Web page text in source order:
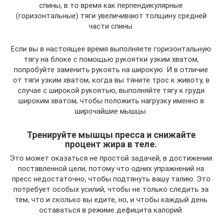
спины, в то время как перпендикулярные
(горизонтальные) тяги увеличивают толщину средней
части спины.
Если вы в настоящее время выполняете горизонтальную
тягу на блоке с помощью рукоятки узким хватом,
попробуйте заменить рукоять на широкую. И в отличие
от тяги узким хватом, когда вы тяните трос к животу, в
случае с широкой рукоятью, выполняйте тягу к груди
широким хватом, чтобы положить нагрузку именно в
широчайшие мышцы.
Тренируйте мышцы пресса и снижайте
процент жира в теле.
Это может оказаться не простой задачей, в достижении
поставленной цели, потому что одних упражнений на
пресс недостаточно, чтобы подтянуть вашу талию. Это
потребует особых усилий, чтобы не только следить за
тем, что и сколько вы едите, но, и чтобы каждый день
оставаться в режиме дефицита калорий.